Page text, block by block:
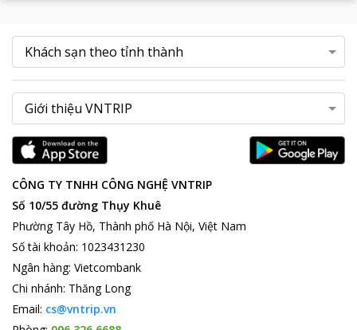
CÔNG TY TNHH CÔNG NGHỆ VNTRIP
Số 10/55 đường Thụy Khuê
Phường Tây Hồ, Thành phố Hà Nội, Việt Nam
Số tài khoản: 1023431230
Ngân hàng: Vietcombank
Chi nhánh: Thăng Long
Email: cs@vntrip.vn